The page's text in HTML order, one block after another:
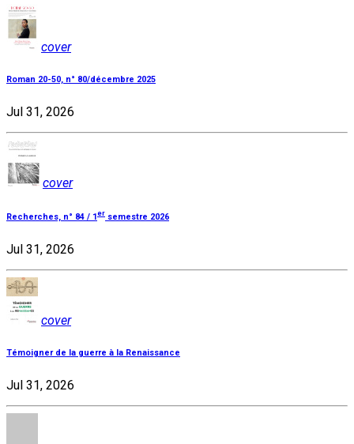
cover
Roman 20-50, n° 80/décembre 2025
Jul 31, 2026
cover
Recherches, n° 84 / 1 er semestre 2026
Jul 31, 2026
cover
Témoigner de la guerre à la Renaissance
Jul 31, 2026